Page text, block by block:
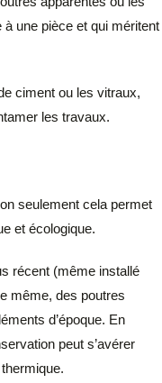
à une pièce et qui méritent
ciment ou les vitraux,
les travaux.
seulement cela permet
et écologique.
récent (même installé
même, des poutres
d’époque. En
peut s’avérer